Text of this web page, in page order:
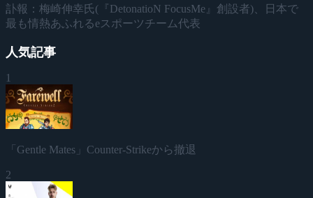
訃報：梅崎伸幸氏(『DetonatioN FocusMe』創設者)、日本で
最も情熱あふれるeスポーツチーム代表
人気記事
1
「Gentle Mates」Counter-Strikeから撤退
2